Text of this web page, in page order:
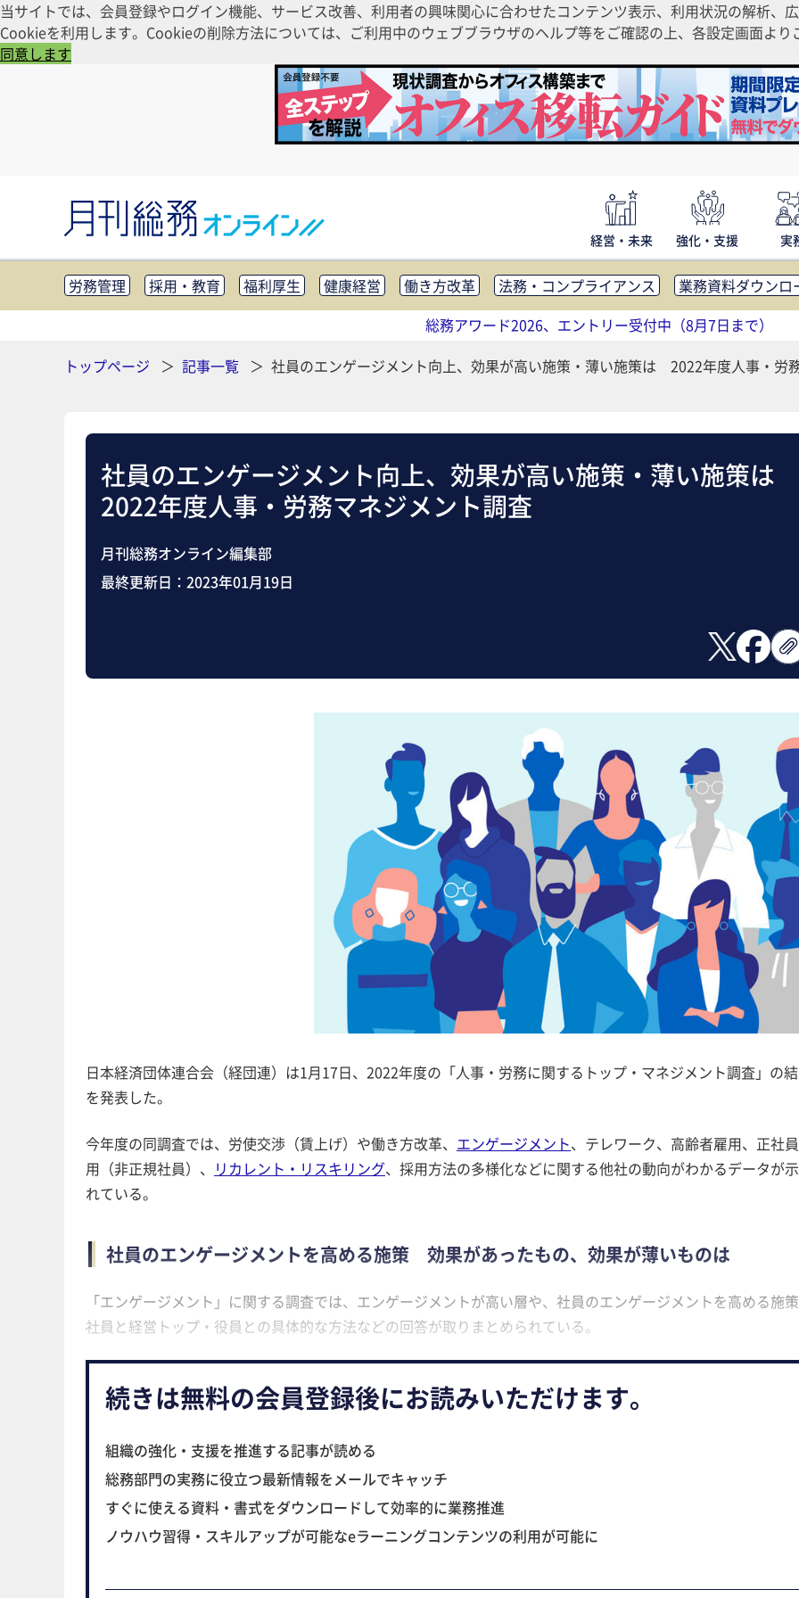
当サイトでは、会員登録やログイン機能、サービス改善、利用者の興味関心に合わせたコンテンツ表示、利用状況の解析、
Cookieを利用します。Cookieの削除方法については、ご利用中のウェブブラウザのヘルプ等をご確認の上、各設定画面よ
同意します
経営・未来 強化・支援 実
労務管理 採用・教育 福利厚生 健康経営 働き方改革 法務・コンプライアンス
業務資料ダウンロ
知財管理
リスクマネジメント・BCP 社外・社内広報 社外・社内コミュニケーション活性化
FM・オフ
助成金・補助金・コスト削減 アウトソーシング・BPO
調査・レ
総務アワード2026、エントリー受付中（8月7日まで）
トップページ
記事一覧 社員のエンゲージメント向上、効果が高い施策・薄い施策は 2022年度人事・労
社員のエンゲージメント向上、効果が高い施策・薄い施策は
2022年度人事・労務マネジメント調査
月刊総務オンライン編集部
最終更新日： 2023年01月19日
日本経済団体連合会（経団連）は1月17日、2022年度の「人事・労務に関するトップ・マネジメント調査」の
を発表した。
今年度の同調査では、労使交渉（賃上げ）や働き方改革、 エンゲージメント、テレワーク、高齢者雇用、正社
用（非正規社員）、 リカレント・リスキリング、採用方法の多様化などに関する他社の動向がわかるデータが
れている。
社員のエンゲージメントを高める施策 効果があったもの、効果が薄いものは
「エンゲージメント」に関する調査では、エンゲージメントが高い層や、社員のエンゲージメントを高める施
社員と経営トップ・役員との具体的な方法などの回答が取りまとめられている。
続きは無料の会員登録後にお読みいただけます。
組織の強化・支援を推進する記事が読める
総務部門の実務に役立つ最新情報をメールでキャッチ
すぐに使える資料・書式をダウンロードして効率的に業務推進
ノウハウ習得・スキルアップが可能なeラーニングコンテンツの利用が可能に